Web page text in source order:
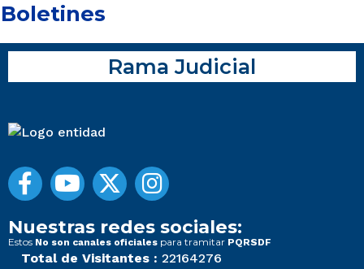
Boletines
Rama Judicial
Nuestras redes sociales:
Estos No son canales oficiales para tramitar PQRSDF
Total de Visitantes : 22164276